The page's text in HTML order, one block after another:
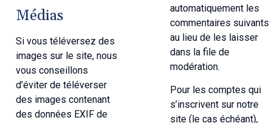
Médias
Si vous téléversez des
images sur le site, nous
vous conseillons
d’éviter de téléverser
des images contenant
des données EXIF de
automatiquement les
commentaires suivants
au lieu de les laisser
dans la file de
modération.
Pour les comptes qui
s’inscrivent sur notre
site (le cas échéant),